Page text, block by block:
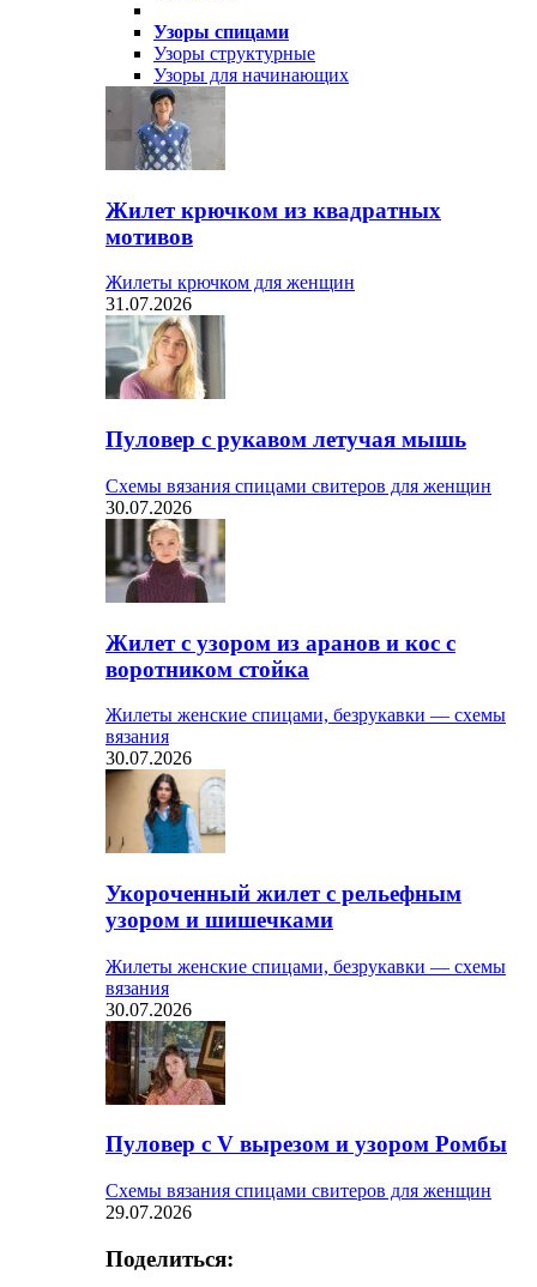
Узоры спицами
Узоры структурные
Узоры для начинающих
Жилет крючком из квадратных
мотивов
Жилеты крючком для женщин
31.07.2026
Пуловер с рукавом летучая мышь
Схемы вязания спицами свитеров для женщин
30.07.2026
Жилет с узором из аранов и кос с
воротником стойка
Жилеты женские спицами, безрукавки — схемы
вязания
30.07.2026
Укороченный жилет с рельефным
узором и шишечками
Жилеты женские спицами, безрукавки — схемы
вязания
30.07.2026
Пуловер с V вырезом и узором Ромбы
Схемы вязания спицами свитеров для женщин
29.07.2026
Поделиться: